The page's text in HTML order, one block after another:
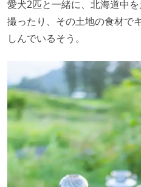
愛犬2匹と一緒に、北海道中
撮ったり、その土地の食材で
しんでいるそう。